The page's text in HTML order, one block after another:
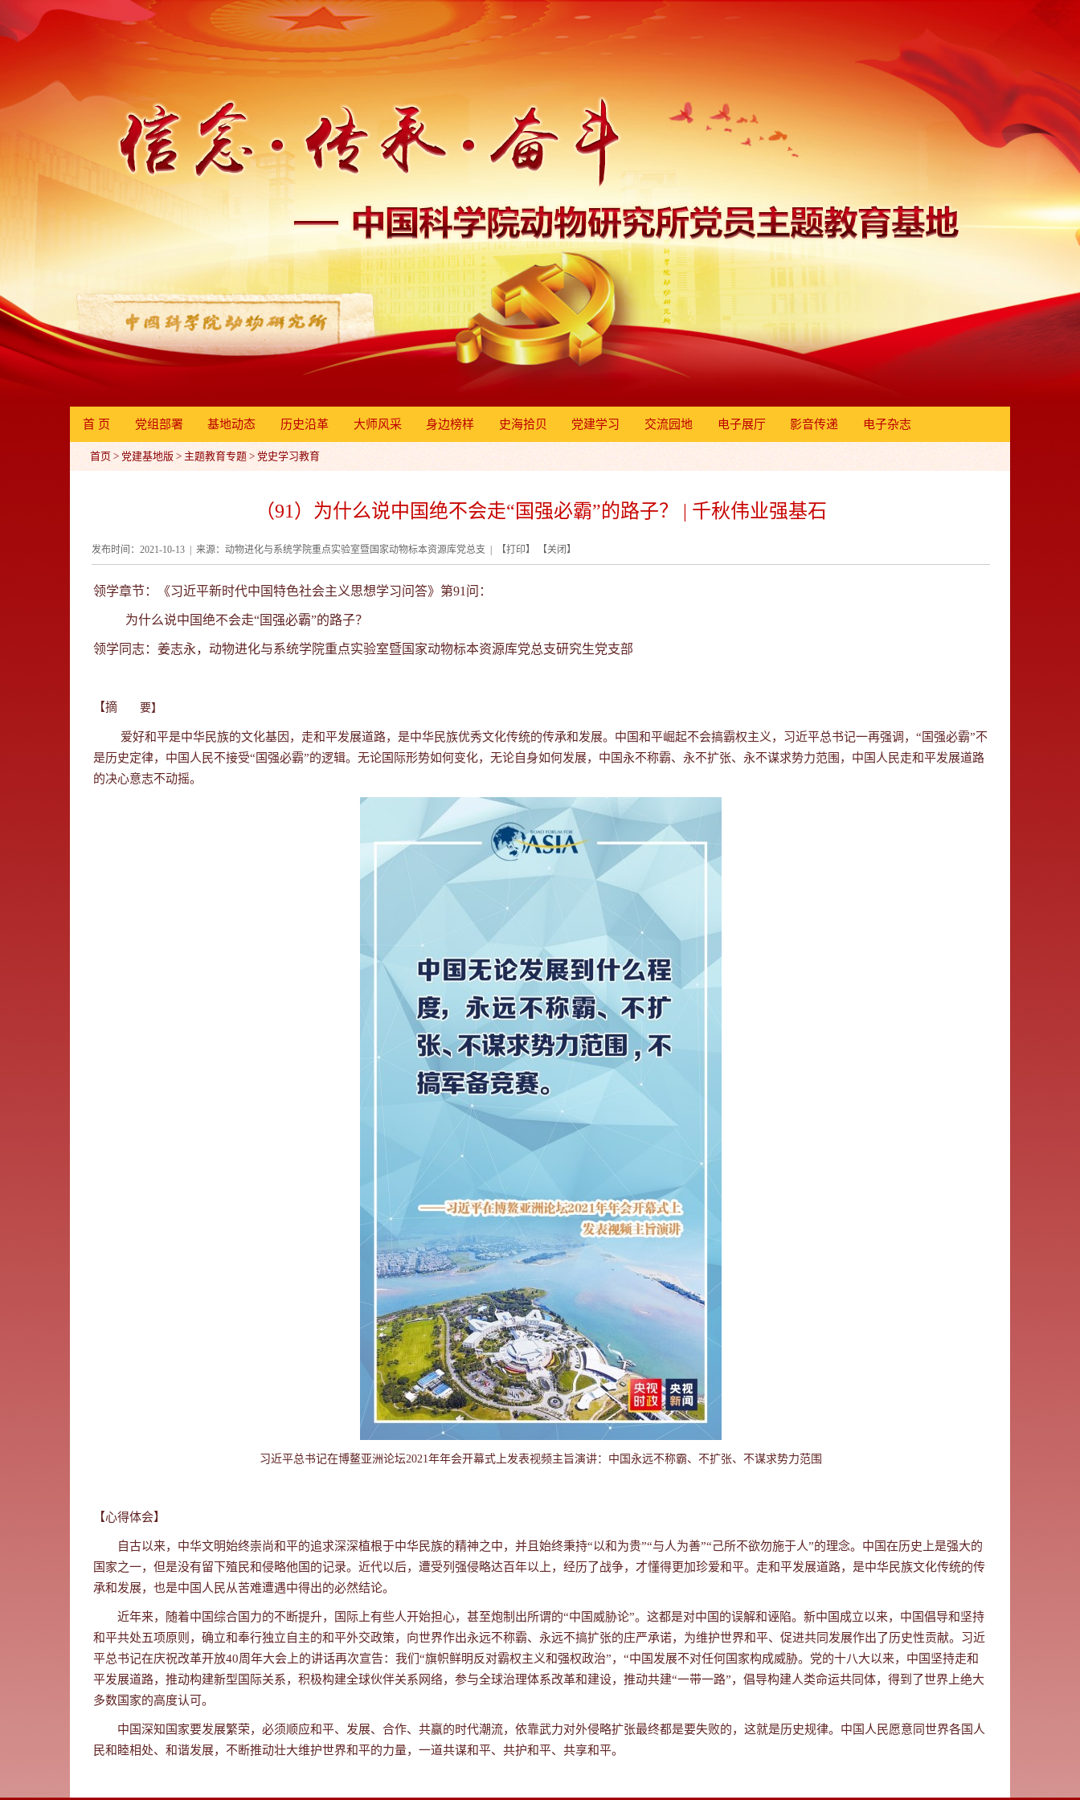
首 页 党组部署 基地动态 历史沿革 大师风采 身边榜样 史海拾贝 党建学习 交流园地 电子展厅 影音传递 电子杂志
首页 > 党建基地版 > 主题教育专题 > 党史学习教育
（91）为什么说中国绝不会走“国强必霸”的路子？ | 千秋伟业强基石
发布时间：2021-10-13 | 来源：动物进化与系统学院重点实验室暨国家动物标本资源库党总支 | 【打印】 【关闭 】
领学章节：《习近平新时代中国特色社会主义思想学习问答》第91问：
为什么说中国绝不会走“国强必霸”的路子？
领学同志：姜志永，动物进化与系统学院重点实验室暨国家动物标本资源库党总支研究生党支部
【摘 要】
爱好和平是中华民族的文化基因，走和平发展道路，是中华民族优秀文化传统的传承和发展。中国和平崛起不会搞霸权主义，习近平总书记一再强调，“国强必霸”不
是历史定律，中国人民不接受“国强必霸”的逻辑。无论国际形势如何变化，无论自身如何发展，中国永不称霸、永不扩张、永不谋求势力范围，中国人民走和平发展道路
的决心意志不动摇。
习近平总书记在博鳌亚洲论坛2021年年会开幕式上发表视频主旨演讲：中国永远不称霸、不扩张、不谋求势力范围
【心得体会】
自古以来，中华文明始终崇尚和平的追求深深植根于中华民族的精神之中，并且始终秉持“以和为贵”“与人为善”“己所不欲勿施于人”的理念。中国在历史上是强大的
国家之一，但是没有留下殖民和侵略他国的记录。近代以后，遭受列强侵略达百年以上，经历了战争，才懂得更加珍爱和平。走和平发展道路，是中华民族文化传统的传
承和发展，也是中国人民从苦难遭遇中得出的必然结论。
近年来，随着中国综合国力的不断提升，国际上有些人开始担心，甚至炮制出所谓的“中国威胁论”。这都是对中国的误解和诬陷。新中国成立以来，中国倡导和坚持
和平共处五项原则，确立和奉行独立自主的和平外交政策，向世界作出永远不称霸、永远不搞扩张的庄严承诺，为维护世界和平、促进共同发展作出了历史性贡献。习近
平总书记在庆祝改革开放40周年大会上的讲话再次宣告：我们“旗帜鲜明反对霸权主义和强权政治”，“中国发展不对任何国家构成威胁。党的十八大以来，中国坚持走和
平发展道路，推动构建新型国际关系，积极构建全球伙伴关系网络，参与全球治理体系改革和建设，推动共建“一带一路”，倡导构建人类命运共同体，得到了世界上绝大
多数国家的高度认可。
中国深知国家要发展繁荣，必须顺应和平、发展、合作、共赢的时代潮流，依靠武力对外侵略扩张最终都是要失败的，这就是历史规律。中国人民愿意同世界各国人
民和睦相处、和谐发展，不断推动壮大维护世界和平的力量，一道共谋和平、共护和平、共享和平。